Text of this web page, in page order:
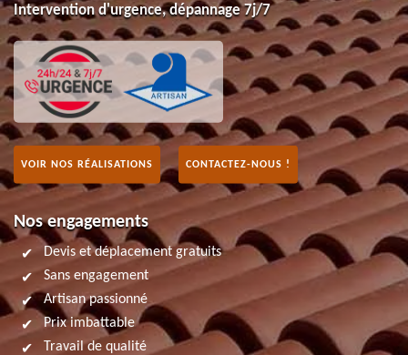
Intervention d'urgence, dépannage 7j/7
VOIR NOS RÉALISATIONS CONTACTEZ-NOUS !
Nos engagements
Devis et déplacement gratuits
Sans engagement
Artisan passionné
Prix imbattable
Travail de qualité